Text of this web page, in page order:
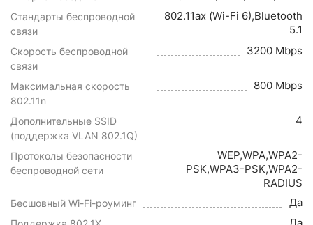
Стандарты беспроводной
связи
802.11ax (Wi-Fi 6),Bluetooth
5.1
Скорость беспроводной
связи
3200 Mbps
Максимальная скорость
802.11n
800 Mbps
Дополнительные SSID
(поддержка VLAN 802.1Q)
4
Протоколы безопасности
беспроводной сети
WEP,WPA,WPA2-
PSK,WPA3-PSK,WPA2-
RADIUS
Бесшовный Wi-Fi-роуминг Да